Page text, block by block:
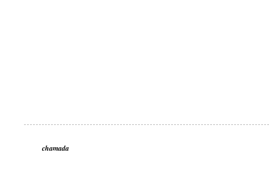
chamada